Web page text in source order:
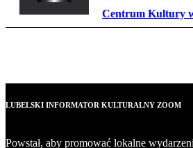
Centrum Kultury
LUBELSKI INFORMATOR KULTURALNY ZOOM
Powstał, aby promować lokalne